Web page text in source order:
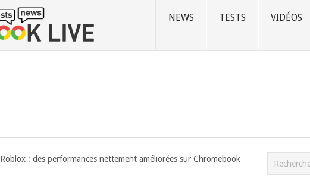
NEWS TESTS VIDÉOS
Roblox : des performances nettement améliorées sur Chromebook